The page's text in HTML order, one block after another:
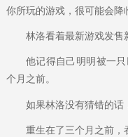
你所玩的游戏，很可能会降
林洛看着最新游戏发售
他记得自己明明被一
个月之前。
如果林洛没有猜错的话
重生在了三个月之前，